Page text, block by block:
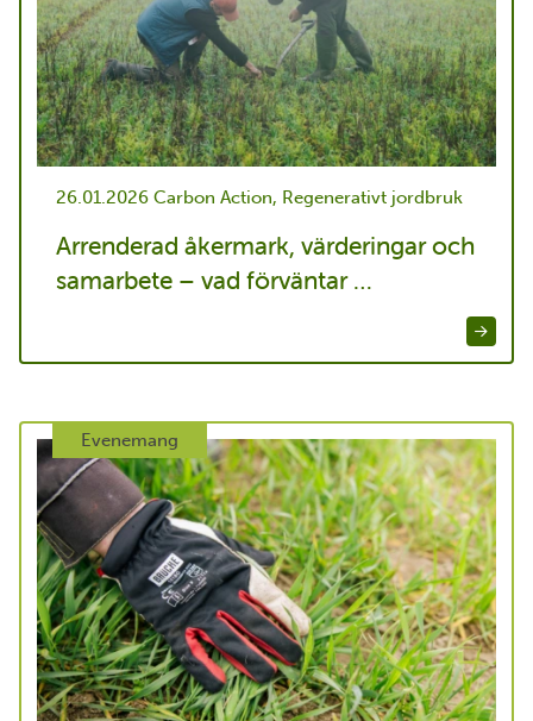
26.01.2026 Carbon Action, Regenerativt jordbruk
Arrenderad åkermark, värderingar och
samarbete – vad förväntar …
Evenemang